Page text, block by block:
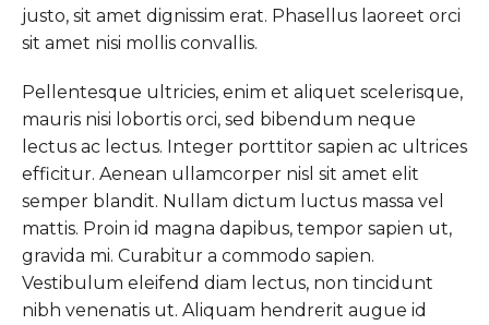
justo, sit amet dignissim erat. Phasellus laoreet orci
sit amet nisi mollis convallis.
Pellentesque ultricies, enim et aliquet scelerisque,
mauris nisi lobortis orci, sed bibendum neque
lectus ac lectus. Integer porttitor sapien ac ultrices
efficitur. Aenean ullamcorper nisl sit amet elit
semper blandit. Nullam dictum luctus massa vel
mattis. Proin id magna dapibus, tempor sapien ut,
gravida mi. Curabitur a commodo sapien.
Vestibulum eleifend diam lectus, non tincidunt
nibh venenatis ut. Aliquam hendrerit augue id